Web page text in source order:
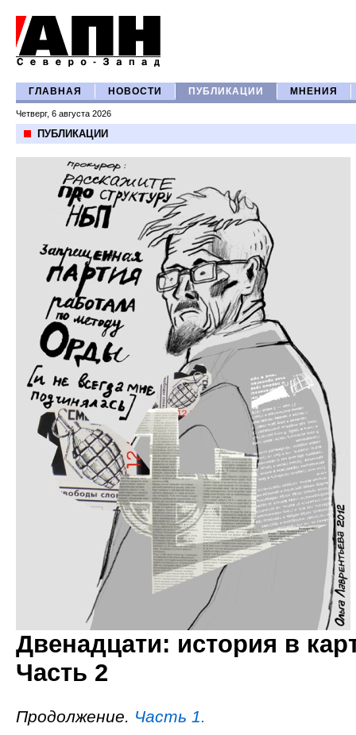
ГЛАВНАЯ НОВОСТИ ПУБЛИКАЦИИ МНЕНИЯ
Четверг, 6 августа 2026
ПУБЛИКАЦИИ
Двенадцати: история в
Часть 2
Продолжение. Часть 1.